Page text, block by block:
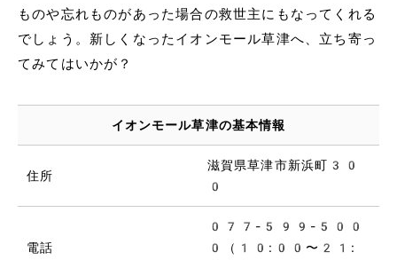
ものや忘れものがあった場合の救世主にもなってくれる
でしょう。新しくなったイオンモール草津へ、立ち寄っ
てみてはいかが？
イオンモール草津の基本情報
住所
滋賀県草津市新浜町30
0
電話
077-599-500
0（10:00〜21: